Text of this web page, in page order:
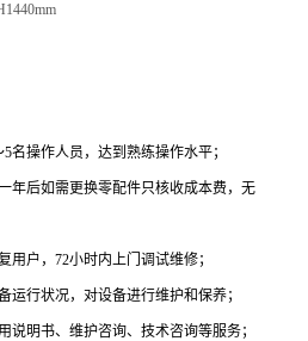
名操作人员，达到熟练操作水平；
年后如需更换零配件只核收成本费，无
用户，72小时内上门调试维修；
运行状况，对设备进行维护和保养；
说明书、维护咨询、技术咨询等服务；